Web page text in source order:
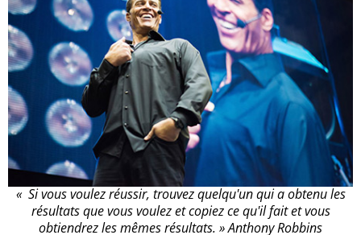
« Si vous voulez réussir, trouvez quelqu'un qui a obtenu les
résultats que vous voulez et copiez ce qu'il fait et vous
obtiendrez les mêmes résultats. » Anthony Robbins